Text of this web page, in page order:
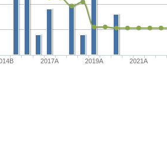
2017A 2019A 2021A